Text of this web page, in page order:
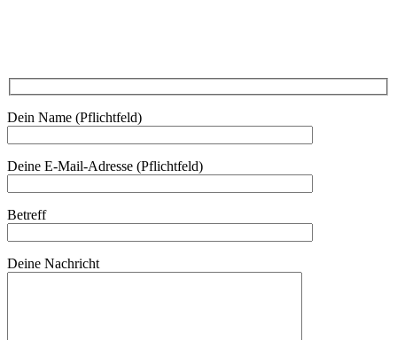
Dein Name (Pflichtfeld)
Deine E-Mail-Adresse (Pflichtfeld)
Betreff
Deine Nachricht